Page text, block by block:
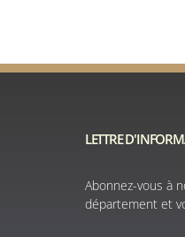
LETTRE
Abonnez-vous à
département et